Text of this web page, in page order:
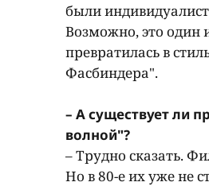
были
Возможно, это один
превратилась в
Фасбиндера".
– А существует ли
волной"?
– Трудно сказать.
Но в 80-е их уже не